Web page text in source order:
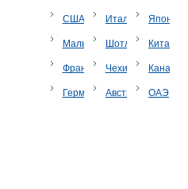
США
Мальта
Франция
Германия
Италия
Шотландия
Чехия
Австрия
Япония
Китай
Канада
ОАЭ